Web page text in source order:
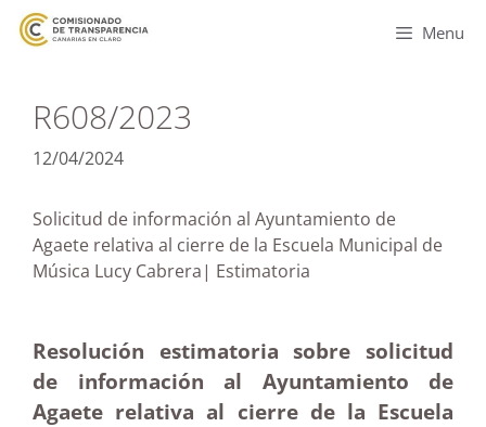
Menu
R608/2023
12/04/2024
Solicitud de información al Ayuntamiento de
Agaete relativa al cierre de la Escuela Municipal de
Música Lucy Cabrera| Estimatoria
Resolución estimatoria sobre solicitud
de información al Ayuntamiento de
Agaete relativa al cierre de la Escuela